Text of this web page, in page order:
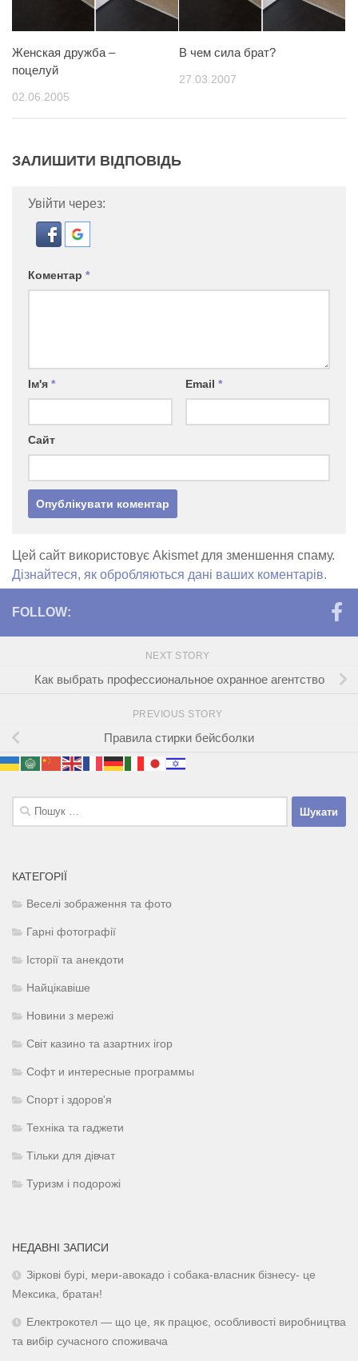
Женская дружба –
поцелуй
02.06.2005
В чем сила брат?
27.03.2007
ЗАЛИШИТИ ВІДПОВІДЬ
Увійти через:
Коментар *
Ім'я * Email *
Сайт
Цей сайт використовує Akismet для зменшення спаму.
Дізнайтеся, як обробляються дані ваших коментарів.
FOLLOW:
NEXT STORY
Как выбрать профессиональное охранное агентство
PREVIOUS STORY
Правила стирки бейсболки
Пошук:
КАТЕГОРІЇ
Веселі зображення та фото
Гарні фотографії
Історії та анекдоти
Найцікавіше
Новини з мережі
Світ казино та азартних ігор
Софт и интересные программы
Спорт і здоров'я
Техніка та гаджети
Тільки для дівчат
Туризм і подорожі
НЕДАВНІ ЗАПИСИ
Зіркові бурі, мери-авокадо і собака-власник бізнесу- це
Мексика, братан!
Електрокотел — що це, як працює, особливості виробництва
та вибір сучасного споживача